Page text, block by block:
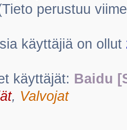
perustuu
käyttäjiä on ollut
käyttäjät: Baidu
, Valvojat